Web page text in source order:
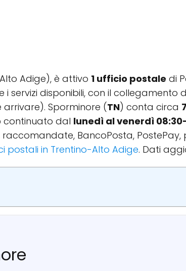
Adige), è attivo 1 ufficio postale di
servizi disponibili, con il collegamento
Sporminore (TN) conta circa
continuato dal lunedì al venerdì
BancoPosta, PostePay,
postali in Trentino-Alto Adige. Dati